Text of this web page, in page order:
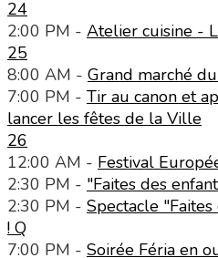
24
2:00 PM - Atelier cuisine -
25
8:00 AM - Grand marché
7:00 PM - Tir au canon et
lancer les fêtes de la Ville
26
12:00 AM - Festival
2:30 PM - "Faites des
2:30 PM - Spectacle
! Q
7:00 PM - Soirée Féria en